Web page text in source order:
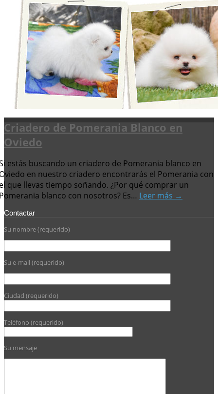
Criadero de Pomerania Blanco en
Oviedo
estás buscando un criadero de Pomerania blanco en
en nuestro criadero encontrarás el Pomerania con
que llevas tiempo soñando. ¿Por qué comprar un
blanco con nosotros? Es… Leer más →
Contactar
Su nombre (requerido)
Su e-mail (requerido)
Ciudad (requerido)
Teléfono (requerido)
Su mensaje